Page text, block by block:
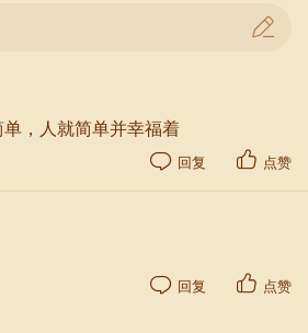
情，这件事情你有能力做，
乱于心，不困于情；不畏将
，人就简单并幸福着
回复 点赞
回复 点赞